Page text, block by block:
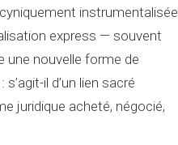
instrumentalisée
express — souvent
une nouvelle forme de
il d’un lien sacré
juridique acheté, négocié,